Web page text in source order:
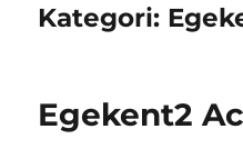
Kategori:
Egekent2